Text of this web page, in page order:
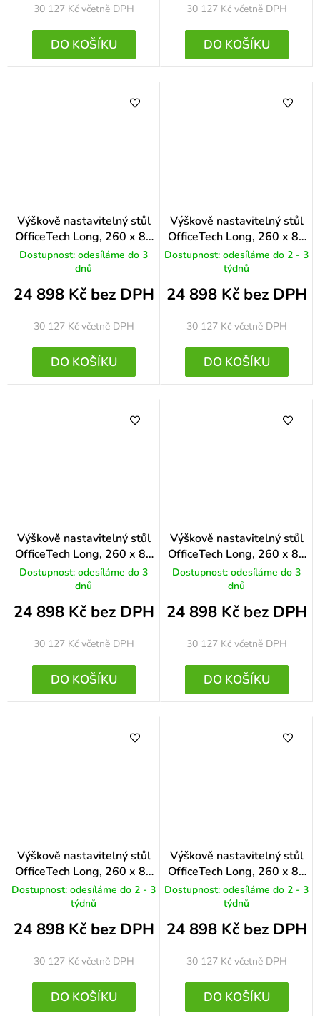
30 127 Kč včetně DPH
DO KOŠÍKU
30 127 Kč včetně DPH
DO KOŠÍKU
Výškově nastavitelný stůl
OfficeTech Long, 260 x 80
cm, černá podnož, třešeň
Dostupnost: odesíláme do 3
dnů
24 898 Kč bez DPH
30 127 Kč včetně DPH
DO KOŠÍKU
Výškově nastavitelný stůl
OfficeTech Long, 260 x 80
cm, černá podnož, světle
šedá
Dostupnost: odesíláme do 2 - 3
týdnů
24 898 Kč bez DPH
30 127 Kč včetně DPH
DO KOŠÍKU
Výškově nastavitelný stůl
OfficeTech Long, 260 x 80
cm, černá podnož, ořech
Dostupnost: odesíláme do 3
dnů
24 898 Kč bez DPH
30 127 Kč včetně DPH
DO KOŠÍKU
Výškově nastavitelný stůl
OfficeTech Long, 260 x 80
cm, černá podnož, dub
Dostupnost: odesíláme do 3
dnů
24 898 Kč bez DPH
30 127 Kč včetně DPH
DO KOŠÍKU
Výškově nastavitelný stůl
OfficeTech Long, 260 x 80
cm, černá podnož, buk
Dostupnost: odesíláme do 2 - 3
týdnů
24 898 Kč bez DPH
30 127 Kč včetně DPH
DO KOŠÍKU
Výškově nastavitelný stůl
OfficeTech Long, 260 x 80
cm, černá podnož, bílá
Dostupnost: odesíláme do 2 - 3
týdnů
24 898 Kč bez DPH
30 127 Kč včetně DPH
DO KOŠÍKU